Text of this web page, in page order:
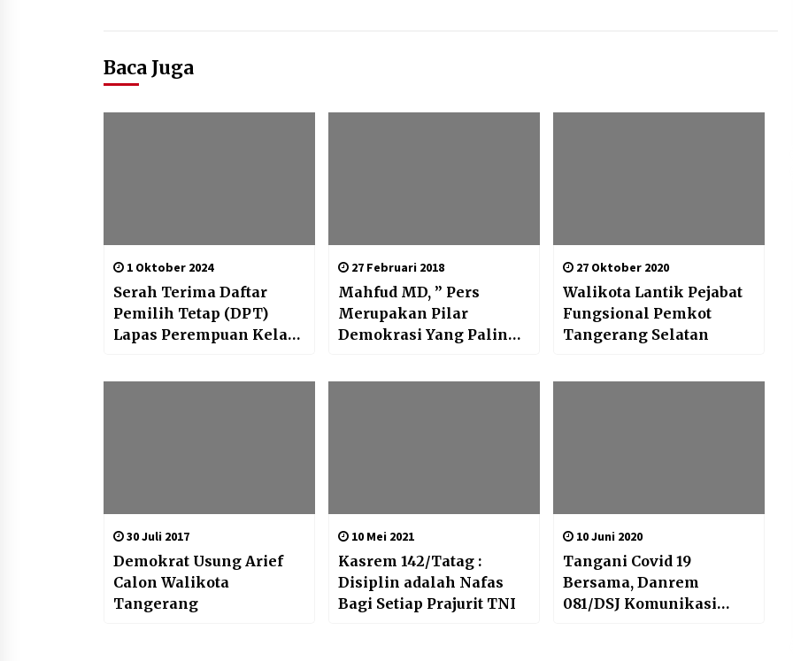
Baca Juga
1 Oktober 2024
Serah Terima Daftar
Pemilih Tetap (DPT)
Lapas Perempuan Kelas
Pilkada Serentak 2024
27 Februari 2018
Mahfud MD, ” Pers
Merupakan Pilar
Demokrasi Yang Paling
27 Oktober 2020
Walikota Lantik Pejabat
Fungsional Pemkot
Tangerang Selatan
30 Juli 2017
Demokrat Usung Arief
Calon Walikota
Tangerang
10 Mei 2021
Kasrem 142/Tatag :
Disiplin adalah Nafas
Bagi Setiap Prajurit TNI
10 Juni 2020
Tangani Covid 19
Bersama, Danrem
081/DSJ Komunikasi